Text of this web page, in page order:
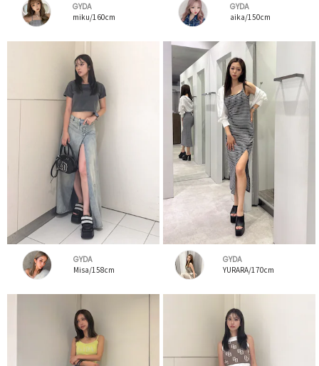
GYDA
miku/160cm
GYDA
aika/150cm
GYDA
Misa/158cm
GYDA
YURARA/170cm